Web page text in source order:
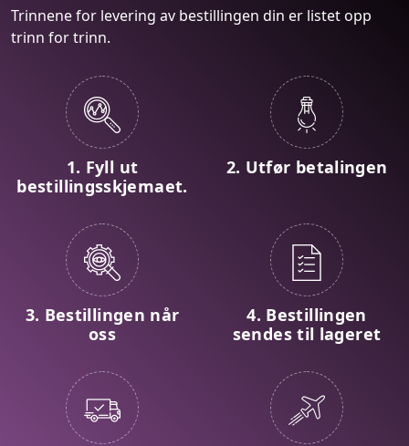
Trinnene for levering av bestillingen din er listet opp
trinn for trinn.
1. Fyll ut
bestillingsskjemaet.
2. Utfør betalingen
3. Bestillingen når
oss
4. Bestillingen
sendes til lageret